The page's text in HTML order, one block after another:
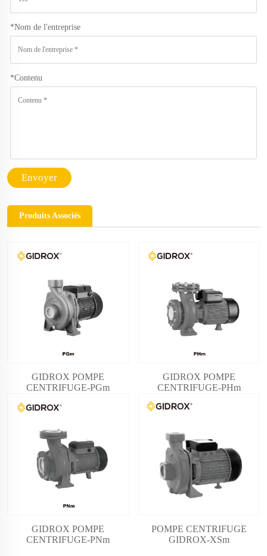
*Nom de l'entreprise
*Contenu
Envoyer
Produits Associés
GIDROX POMPE
CENTRIFUGE-PGm
GIDROX POMPE
CENTRIFUGE-PHm
GIDROX POMPE
CENTRIFUGE-PNm
POMPE CENTRIFUGE
GIDROX-XSm